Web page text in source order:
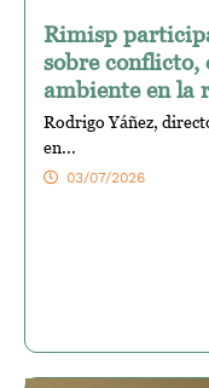
Rimisp
sobre
ambiente en la
Rodrigo Yáñez,
en...
03/07/2026